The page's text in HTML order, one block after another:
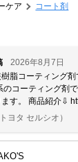
ケア コート剤
2026年8月7日
脂コーティング
コーティング剤
す。 商品紹介⇩
ヨタ セルシオ）